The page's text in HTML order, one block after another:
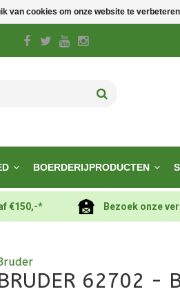
BOERDERIJPRODUCTEN
€150,-* Bezoek onze
62702 -
van cookies om onze website te